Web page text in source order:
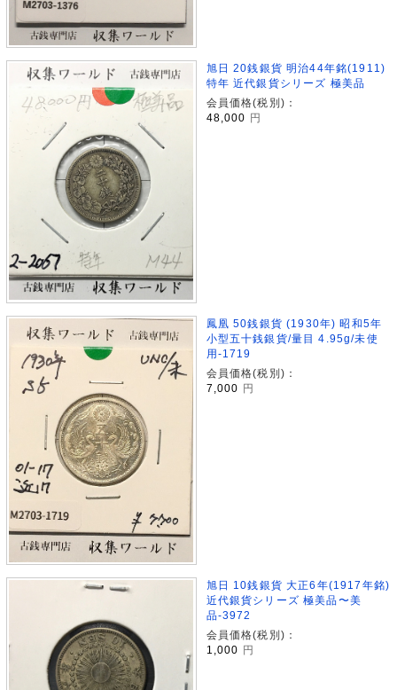
旭日 20銭銀貨 明治44年銘(1911)
特年 近代銀貨シリーズ 極美品
会員価格(税別)：
48,000 円
鳳凰 50銭銀貨 (1930年) 昭和5年
小型五十銭銀貨/量目 4.95g/未使
用-1719
会員価格(税別)：
7,000 円
旭日 10銭銀貨 大正6年(1917年銘)
近代銀貨シリーズ 極美品〜美
品-3972
会員価格(税別)：
1,000
円